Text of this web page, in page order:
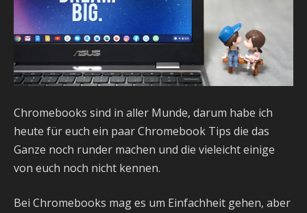
Chromebooks sind in aller Munde, darum habe ich
heute für euch ein paar Chromebook Tips die das
Ganze noch runder machen und die vieleicht einige
von euch noch nicht kennen.
Bei Chromebooks mag es um Einfachheit gehen, aber